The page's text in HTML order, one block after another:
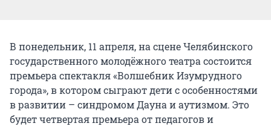
В понедельник, 11 апреля, на сцене Челябинского
государственного молодёжного театра состоится
премьера спектакля «Волшебник Изумрудного
города», в котором сыграют дети с особенностями
в развитии – синдромом Дауна и аутизмом. Это
будет четвертая премьера от педагогов и